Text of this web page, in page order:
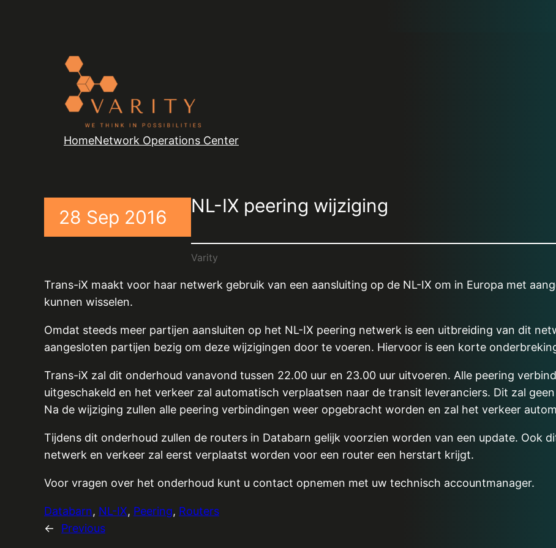
HomeNetwork Operations Center
28 Sep 2016
NL-IX peering wijziging
Varity
Trans-iX maakt voor haar netwerk gebruik van een aansluiting op de NL-IX om in Europa met
kunnen wisselen.
Omdat steeds meer partijen aansluiten op het NL-IX peering netwerk is een uitbreiding van dit
aangesloten partijen bezig om deze wijzigingen door te voeren. Hiervoor is een korte
Trans-iX zal dit onderhoud vanavond tussen 22.00 uur en 23.00 uur uitvoeren. Alle peering
uitgeschakeld en het verkeer zal automatisch verplaatsen naar de transit leveranciers. Dit zal
Na de wijziging zullen alle peering verbindingen weer opgebracht worden en zal het verkeer
Tijdens dit onderhoud zullen de routers in Databarn gelijk voorzien worden van een update. Ook
netwerk en verkeer zal eerst verplaatst worden voor een router een herstart krijgt.
Voor vragen over het onderhoud kunt u contact opnemen met uw technisch accountmanager.
Databarn, NL-IX, Peering, Routers
←
Previous